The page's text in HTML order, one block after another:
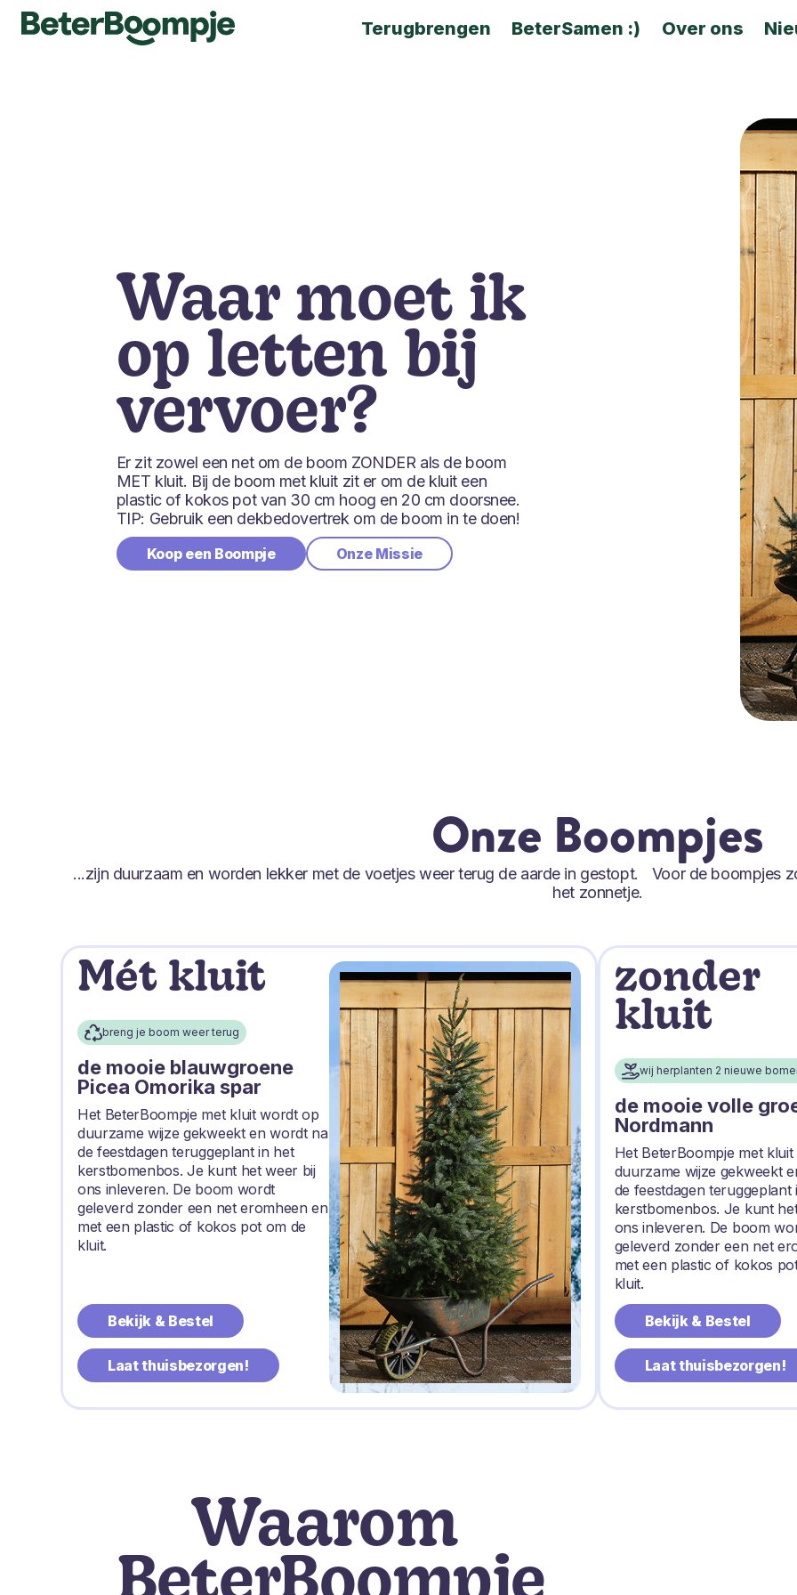
Terugbrengen BeterSamen :) Over ons
Waar moet ik
op letten bij
vervoer?
Er zit zowel een net om de boom ZONDER als de boom
MET kluit. Bij de boom met kluit zit er om de kluit een
plastic of kokos pot van 30 cm hoog en 20 cm doorsnee.
TIP: Gebruik een dekbedovertrek om de boom in te doen!
Koop een Boompje Onze Missie
Onze Boompjes
...zijn duurzaam en worden lekker met de voetjes weer terug de aarde in gestopt. Voor de boompjes
het zonnetje.
Mét kluit
breng je boom weer terug
de mooie blauwgroene
Picea Omorika spar
Het BeterBoompje met kluit wordt op
duurzame wijze gekweekt en wordt na
de feestdagen teruggeplant in het
kerstbomenbos. Je kunt het weer bij
ons inleveren. De boom wordt
geleverd zonder een net eromheen en
met een plastic of kokos pot om de
kluit.
Bekijk & Bestel
Laat thuisbezorgen!
zonder
kluit
wij herplanten 2 nieuwe
de mooie volle
Nordmann
Het BeterBoompje met
duurzame wijze gekweekt
de feestdagen teruggeplant
kerstbomenbos. Je kunt
ons inleveren. De boom
geleverd zonder een net
met een plastic of kokos
kluit.
Bekijk & Bestel
Laat thuisbezorgen!
Waarom